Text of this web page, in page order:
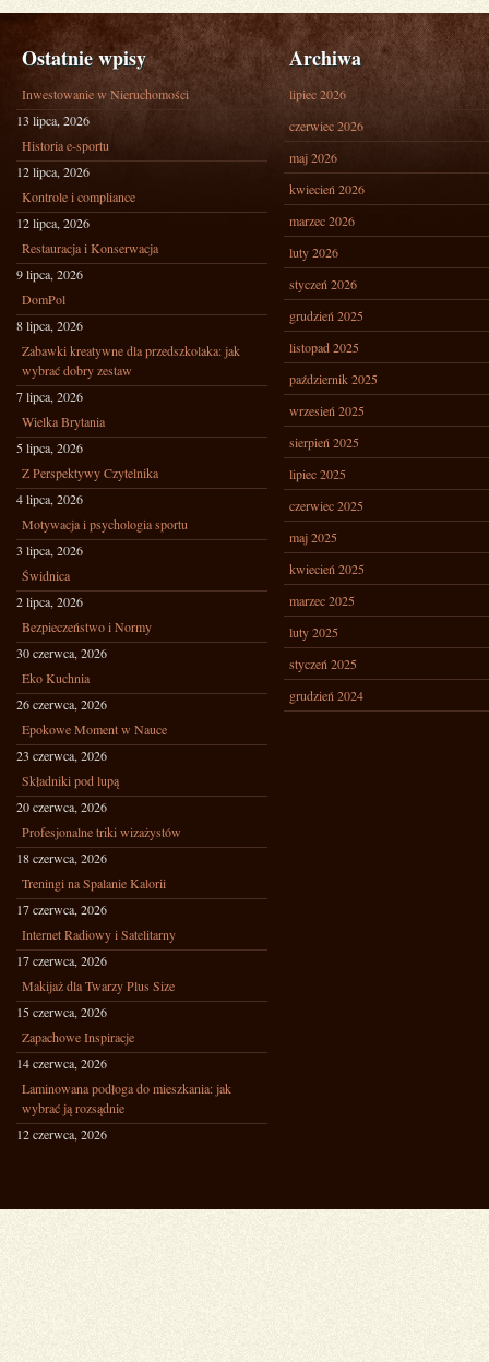
Ostatnie wpisy
Inwestowanie w Nieruchomości
13 lipca, 2026
Historia e-sportu
12 lipca, 2026
Kontrole i compliance
12 lipca, 2026
Restauracja i Konserwacja
9 lipca, 2026
DomPol
8 lipca, 2026
Zabawki kreatywne dla przedszkolaka: jak
wybrać dobry zestaw
7 lipca, 2026
Wielka Brytania
5 lipca, 2026
Z Perspektywy Czytelnika
4 lipca, 2026
Motywacja i psychologia sportu
3 lipca, 2026
Świdnica
2 lipca, 2026
Bezpieczeństwo i Normy
30 czerwca, 2026
Eko Kuchnia
26 czerwca, 2026
Epokowe Moment w Nauce
23 czerwca, 2026
Składniki pod lupą
20 czerwca, 2026
Profesjonalne triki wizażystów
18 czerwca, 2026
Treningi na Spalanie Kalorii
17 czerwca, 2026
Internet Radiowy i Satelitarny
17 czerwca, 2026
Makijaż dla Twarzy Plus Size
15 czerwca, 2026
Zapachowe Inspiracje
14 czerwca, 2026
Laminowana podłoga do mieszkania: jak
wybrać ją rozsądnie
12 czerwca, 2026
Archiwa
lipiec 2026
czerwiec 2026
maj 2026
kwiecień 2026
marzec 2026
luty 2026
styczeń 2026
grudzień 2025
listopad 2025
październik 2025
wrzesień 2025
sierpień 2025
lipiec 2025
czerwiec 2025
maj 2025
kwiecień 2025
marzec 2025
luty 2025
styczeń 2025
grudzień 2024